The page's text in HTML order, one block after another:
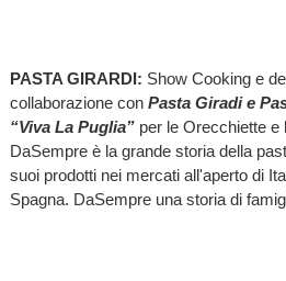
PASTA GIRARDI: Show Cooking e
collaborazione con Pasta Giradi e
“Viva La Puglia”per le Orecchiette e
DaSempre è la grande storia della
suoi prodotti nei mercati all'aperto di
Spagna. DaSempre una storia di